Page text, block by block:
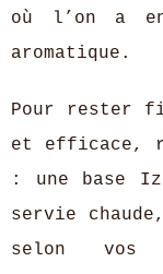
où l’on a
aromatique.
Pour rester
et efficace,
: une base
servie
selon vos